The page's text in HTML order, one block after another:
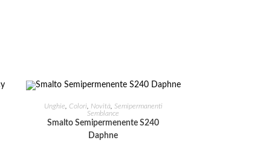
AGGIUNGI AL CARRELLO
Unghie Colori Novità Semipermanenti
Semblance
Smalto Semipermenente S240
Daphne